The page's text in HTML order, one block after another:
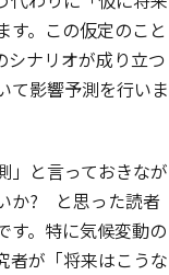
す。この仮定のこと
シナリオが成り立つ
て影響予測を行いま
」と言っておきなが
か? と思った読者
す。特に気候変動の
者が「将来はこうな